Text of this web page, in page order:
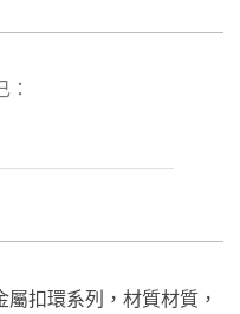
扣環系列，材質材質，